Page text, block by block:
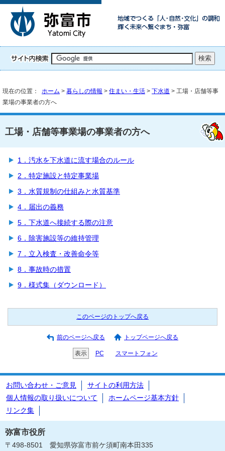
現在の位置： ホーム > 暮らしの情報 > 住まい・生活 > 下水道 > 工場・店舗等事
業場の事業者の方へ
工場・店舗等事業場の事業者の方へ
1．汚水を下水道に流す場合のルール
2．特定施設と特定事業場
3．水質規制の仕組みと水質基準
4．届出の義務
5．下水道へ接続する際の注意
6．除害施設等の維持管理
7．立入検査・改善命令等
8．事故時の措置
9．様式集（ダウンロード）
このページのトップへ戻る
前のページへ戻る トップページへ戻る
表示 PC スマートフォン
お問い合わせ・ご意見
サイトの利用方法
個人情報の取り扱いについて
ホームページ基本方針
リンク集
弥富市役所
〒498-8501 愛知県弥富市前ケ須町南本田335